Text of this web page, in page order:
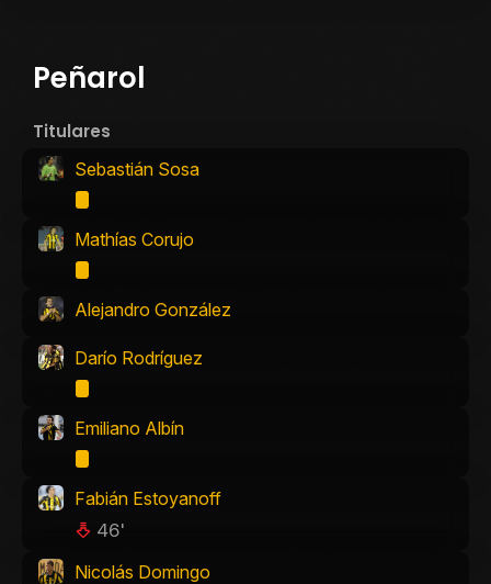
Peñarol
Titulares
Sebastián Sosa
Mathías Corujo
Alejandro González
Darío Rodríguez
Emiliano Albín
Fabián Estoyanoff
46'
Nicolás Domingo